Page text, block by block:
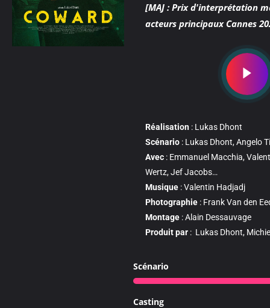
[MAJ : Prix d'interprétation
acteurs principaux Cannes
Réalisation: Lukas Dhont
Scénario: Lukas Dhont, Angelo
Avec: Emmanuel Macchia,
Wertz, Jef Jacobs…
Musique: Valentin Hadjadj
Photographie: Frank Van den
Montage: Alain Dessauvage
Produit par: Lukas Dhont,
Scénario
Casting